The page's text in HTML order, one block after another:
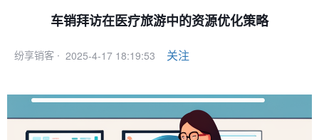
车销拜访在医疗旅游中的资源优化策略
纷享销客 · 2025-4-17 18:19:53 关注